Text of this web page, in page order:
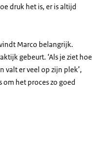
druk het is, er is altijd
Marco belangrijk.
gebeurt. ‘Als je ziet hoe
er veel op zijn plek’,
om het proces zo goed